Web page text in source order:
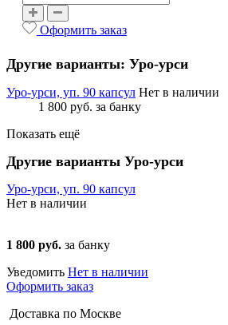
Оформить заказ
Другие варианты: Уро-урси
Уро-урси, уп. 90 капсул Нет в наличии
1 800 руб. за банку
Показать ещё
Другие варианты Уро-урси
Уро-урси, уп. 90 капсул
Нет в наличии
1 800 руб. за банку
Уведомить Нет в наличии
Оформить заказ
Доставка по Москве